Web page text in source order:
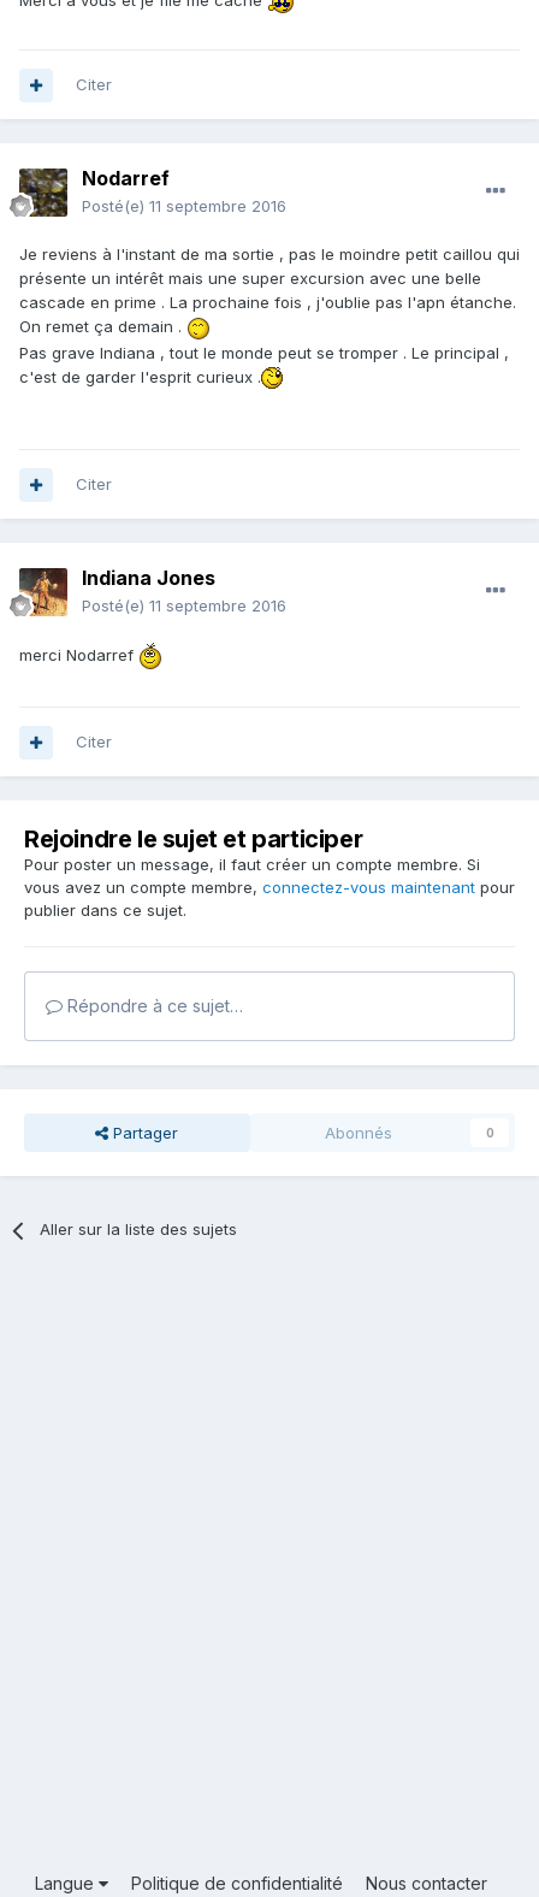
Citer
Nodarref
Posté(e) 11 septembre 2016
Je reviens à l'instant de ma sortie , pas le moindre petit caillou qui
présente un intérêt mais une super excursion avec une belle
cascade en prime . La prochaine fois , j'oublie pas l'apn étanche.
On remet ça demain .
Pas grave Indiana , tout le monde peut se tromper . Le principal ,
c'est de garder l'esprit curieux .
Citer
Indiana Jones
Posté(e) 11 septembre 2016
merci Nodarref
Citer
Rejoindre le sujet et participer
Pour poster un message, il faut créer un compte membre. Si
vous avez un compte membre, connectez-vous maintenant pour
publier dans ce sujet.
Répondre à ce sujet…
Partager Abonnés 0
Aller sur la liste des sujets
Langue Politique de confidentialité Nous contacter